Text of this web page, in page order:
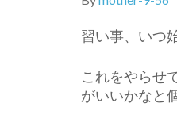
習い事、いつ
これをやらせ
がいいかなと